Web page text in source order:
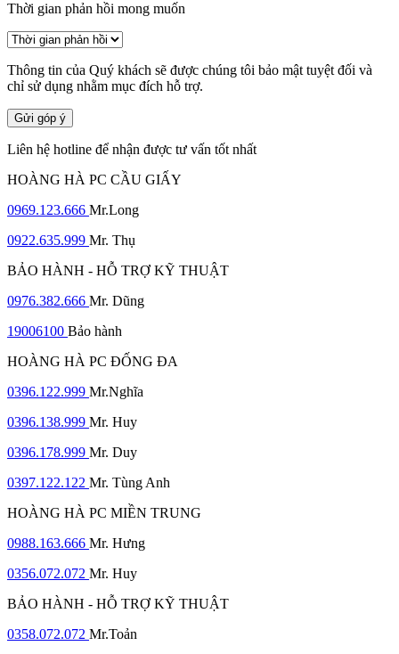
Thời gian phản hồi mong muốn
Thông tin của Quý khách sẽ được chúng tôi bảo mật tuyệt đối và
chỉ sử dụng nhằm mục đích hỗ trợ.
Gửi góp ý
Liên hệ hotline để nhận được tư vấn tốt nhất
HOÀNG HÀ PC CẦU GIẤY
0969.123.666 Mr.Long
0922.635.999 Mr. Thụ
BẢO HÀNH - HỖ TRỢ KỸ THUẬT
0976.382.666 Mr. Dũng
19006100 Bảo hành
HOÀNG HÀ PC ĐỐNG ĐA
0396.122.999 Mr.Nghĩa
0396.138.999 Mr. Huy
0396.178.999 Mr. Duy
0397.122.122 Mr. Tùng Anh
HOÀNG HÀ PC MIỀN TRUNG
0988.163.666 Mr. Hưng
0356.072.072 Mr. Huy
BẢO HÀNH - HỖ TRỢ KỸ THUẬT
0358.072.072 Mr.Toản